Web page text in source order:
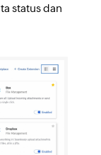
status dan